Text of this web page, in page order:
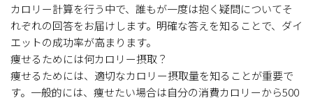
カロリー計算を行う中で、誰もが一度は抱く疑問についてそ
れぞれの回答をお届けします。明確な答えを知ることで、ダイ
エットの成功率が高まります。
痩せるためには何カロリー摂取？
痩せるためには、適切なカロリー摂取量を知ることが重要で
す。一般的には、痩せたい場合は自分の消費カロリーから500